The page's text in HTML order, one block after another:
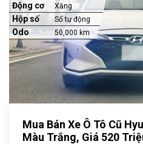
Động cơ Xăng
Hộp số Số tự động
Odo 50,000 km
Mua Bán Xe Ô Tô Cũ
Màu Trắng, Giá 520